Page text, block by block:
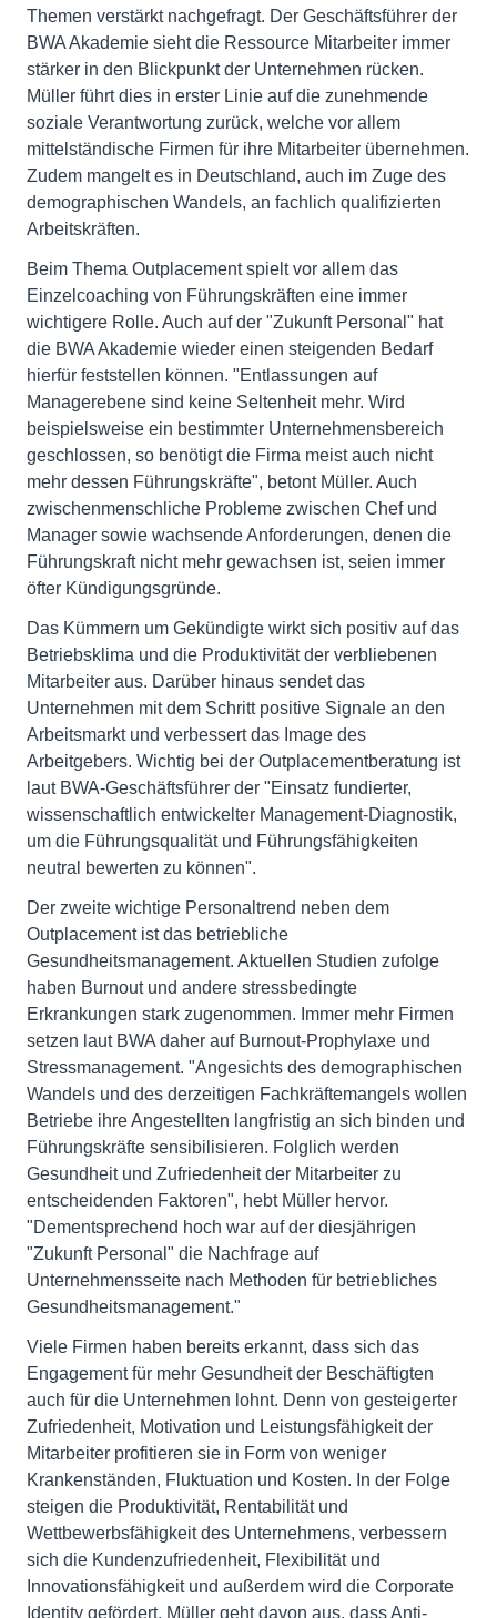
Themen verstärkt nachgefragt. Der Geschäftsführer der
BWA Akademie sieht die Ressource Mitarbeiter immer
stärker in den Blickpunkt der Unternehmen rücken.
Müller führt dies in erster Linie auf die zunehmende
soziale Verantwortung zurück, welche vor allem
mittelständische Firmen für ihre Mitarbeiter übernehmen.
Zudem mangelt es in Deutschland, auch im Zuge des
demographischen Wandels, an fachlich qualifizierten
Arbeitskräften.
Beim Thema Outplacement spielt vor allem das
Einzelcoaching von Führungskräften eine immer
wichtigere Rolle. Auch auf der "Zukunft Personal" hat
die BWA Akademie wieder einen steigenden Bedarf
hierfür feststellen können. "Entlassungen auf
Managerebene sind keine Seltenheit mehr. Wird
beispielsweise ein bestimmter Unternehmensbereich
geschlossen, so benötigt die Firma meist auch nicht
mehr dessen Führungskräfte", betont Müller. Auch
zwischenmenschliche Probleme zwischen Chef und
Manager sowie wachsende Anforderungen, denen die
Führungskraft nicht mehr gewachsen ist, seien immer
öfter Kündigungsgründe.
Das Kümmern um Gekündigte wirkt sich positiv auf das
Betriebsklima und die Produktivität der verbliebenen
Mitarbeiter aus. Darüber hinaus sendet das
Unternehmen mit dem Schritt positive Signale an den
Arbeitsmarkt und verbessert das Image des
Arbeitgebers. Wichtig bei der Outplacementberatung ist
laut BWA-Geschäftsführer der "Einsatz fundierter,
wissenschaftlich entwickelter Management-Diagnostik,
um die Führungsqualität und Führungsfähigkeiten
neutral bewerten zu können".
Der zweite wichtige Personaltrend neben dem
Outplacement ist das betriebliche
Gesundheitsmanagement. Aktuellen Studien zufolge
haben Burnout und andere stressbedingte
Erkrankungen stark zugenommen. Immer mehr Firmen
setzen laut BWA daher auf Burnout-Prophylaxe und
Stressmanagement. "Angesichts des demographischen
Wandels und des derzeitigen Fachkräftemangels wollen
Betriebe ihre Angestellten langfristig an sich binden und
Führungskräfte sensibilisieren. Folglich werden
Gesundheit und Zufriedenheit der Mitarbeiter zu
entscheidenden Faktoren", hebt Müller hervor.
"Dementsprechend hoch war auf der diesjährigen
"Zukunft Personal" die Nachfrage auf
Unternehmensseite nach Methoden für betriebliches
Gesundheitsmanagement."
Viele Firmen haben bereits erkannt, dass sich das
Engagement für mehr Gesundheit der Beschäftigten
auch für die Unternehmen lohnt. Denn von gesteigerter
Zufriedenheit, Motivation und Leistungsfähigkeit der
Mitarbeiter profitieren sie in Form von weniger
Krankenständen, Fluktuation und Kosten. In der Folge
steigen die Produktivität, Rentabilität und
Wettbewerbsfähigkeit des Unternehmens, verbessern
sich die Kundenzufriedenheit, Flexibilität und
Innovationsfähigkeit und außerdem wird die Corporate
Identity gefördert. Müller geht davon aus, dass Anti-